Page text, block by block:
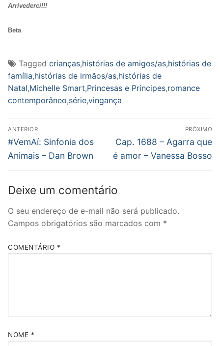
Arrivederci!!!
Beta
Tagged crianças,histórias de amigos/as,histórias de
família,histórias de irmãos/as,histórias de
Natal,Michelle Smart,Princesas e Príncipes,romance
contemporâneo,série,vingança
Navegação
de
Post
ANTERIOR
Post
anterior:
#VemAí: Sinfonia dos
Animais – Dan Brown
PRÓXIMO
Próximo
post:
Cap. 1688 – Agarra que
é amor – Vanessa Bosso
Deixe um comentário
O seu endereço de e-mail não será publicado.
Campos obrigatórios são marcados com *
COMENTÁRIO *
NOME *